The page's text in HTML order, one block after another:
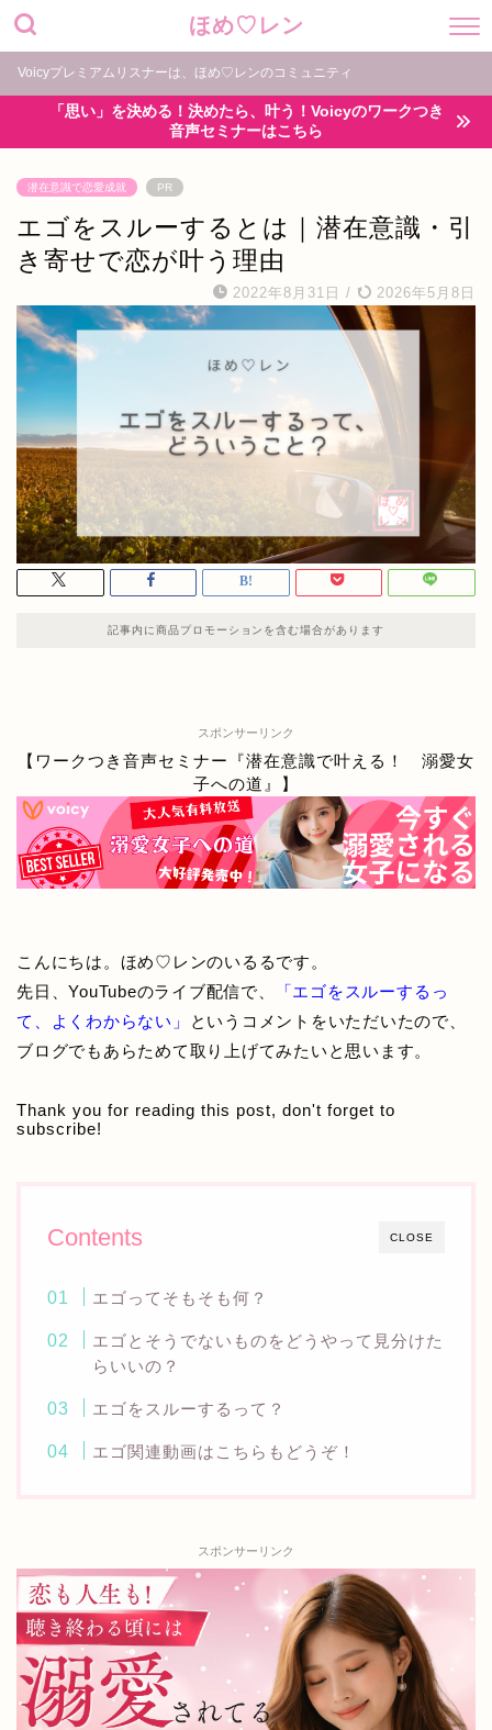
ほめ♡レン
Voicyプレミアムリスナーは、ほめ♡レンのコミュニティ
「思い」を決める！決めたら、叶う！Voicyのワークつき
音声セミナーはこちら
潜在意識で恋愛成就 PR
エゴをスルーするとは｜潜在意識・引
き寄せで恋が叶う理由
2022年8月31日 / 2026年5月8日
記事内に商品プロモーションを含む場合があります
スポンサーリンク
【ワークつき音声セミナー『潜在意識で叶える！ 溺愛女
子への道』】
こんにちは。ほめ♡レンのいるるです。
先日、YouTubeのライブ配信で、
「エゴをスルーするっ
て、よくわからない」
というコメントをいただいたので、
ブログでもあらためて取り上げてみたいと思います。
Thank you for reading this post, don't forget to
subscribe!
CLOSE
Contents
エゴってそもそも何？
エゴとそうでないものをどうやって見分けた
らいいの？
エゴをスルーするって？
エゴ関連動画はこちらもどうぞ！
スポンサーリンク